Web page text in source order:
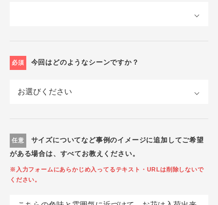
必須 今回はどのようなシーンですか？
任意
サイズについてなど事例のイメージに追加してご希望
がある場合は、すべてお教えください。
※入力フォームにあらかじめ入ってるテキスト・URLは削除しないで
ください。